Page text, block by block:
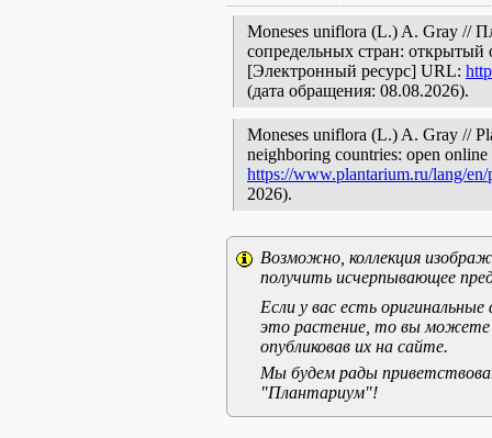
Moneses uniflora (L.) A. Gray //
сопредельных стран: открытый
[Электронный ресурс] URL:
(дата обращения: 08.08.2026).
Moneses uniflora (L.) A. Gray //
neighboring countries: open
https://www.plantarium.ru/lang/
2026).
Возможно, коллекция
получить исчерпывающее
Если у вас есть
это растение, то вы можете
опубликовав их на сайте.
Мы будем рады
"Плантариум"!